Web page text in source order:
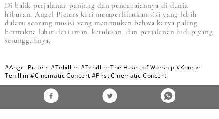
Di balik perjalanan panjang dan pencapaiannya di dunia
hiburan, Angel Pieters kini memperlihatkan sisi yang lebih
dalam: seorang musisi yang menemukan bahwa karya paling
bermakna lahir dari iman, ketulusan, dan perjalanan hidup yang
sesungguhnya.
#Angel Pieters #Tehillim #Tehillim The Heart of Worship #Konser
Tehillim #Cinematic Concert #First Cinematic Concert